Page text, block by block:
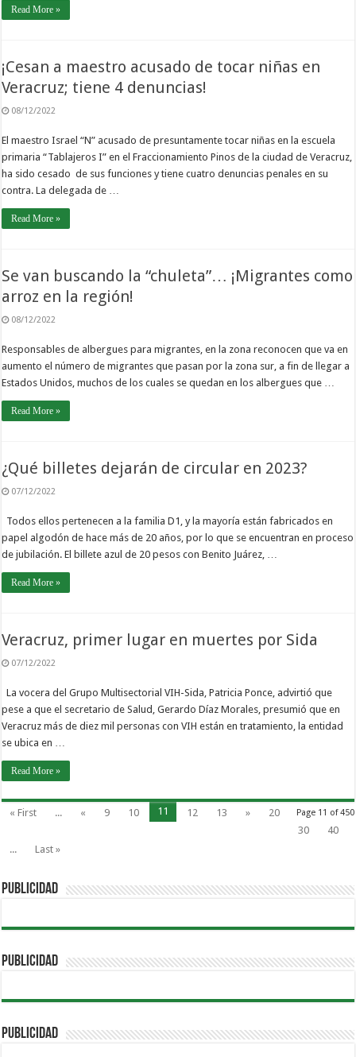
Read More »
¡Cesan a maestro acusado de tocar niñas en
Veracruz; tiene 4 denuncias!
08/12/2022
El maestro Israel “N” acusado de presuntamente tocar niñas en la escuela
primaria “Tablajeros I” en el Fraccionamiento Pinos de la ciudad de Veracruz,
ha sido cesado de sus funciones y tiene cuatro denuncias penales en su
contra. La delegada de …
Read More »
Se van buscando la “chuleta”… ¡Migrantes como
arroz en la región!
08/12/2022
Responsables de albergues para migrantes, en la zona reconocen que va en
aumento el número de migrantes que pasan por la zona sur, a fin de llegar a
Estados Unidos, muchos de los cuales se quedan en los albergues que …
Read More »
¿Qué billetes dejarán de circular en 2023?
07/12/2022
Todos ellos pertenecen a la familia D1, y la mayoría están fabricados en
papel algodón de hace más de 20 años, por lo que se encuentran en proceso
de jubilación. El billete azul de 20 pesos con Benito Juárez, …
Read More »
Veracruz, primer lugar en muertes por Sida
07/12/2022
La vocera del Grupo Multisectorial VIH-Sida, Patricia Ponce, advirtió que
pese a que el secretario de Salud, Gerardo Díaz Morales, presumió que en
Veracruz más de diez mil personas con VIH están en tratamiento, la entidad
se ubica en …
Read More »
Page 11 of 450
« First ... « 9 10 11 12 13 »
20
30
40
...
Last »
PUBLICIDAD
PUBLICIDAD
PUBLICIDAD